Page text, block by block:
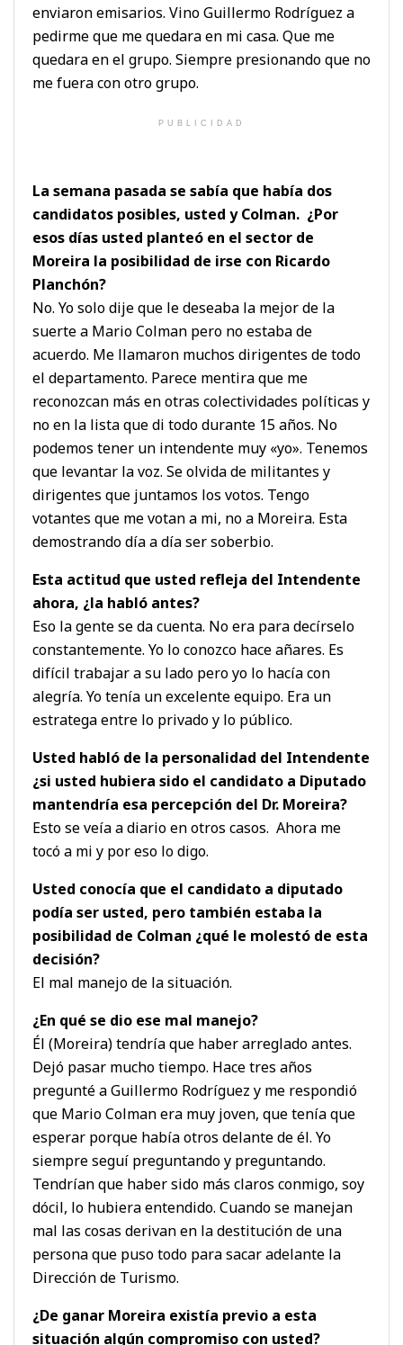
enviaron emisarios. Vino Guillermo Rodríguez a
pedirme que me quedara en mi casa. Que me
quedara en el grupo. Siempre presionando que no
me fuera con otro grupo.
PUBLICIDAD
La semana pasada se sabía que había dos
candidatos posibles, usted y Colman. ¿Por
esos días usted planteó en el sector de
Moreira la posibilidad de irse con Ricardo
Planchón?
No. Yo solo dije que le deseaba la mejor de la
suerte a Mario Colman pero no estaba de
acuerdo. Me llamaron muchos dirigentes de todo
el departamento. Parece mentira que me
reconozcan más en otras colectividades políticas y
no en la lista que di todo durante 15 años. No
podemos tener un intendente muy «yo». Tenemos
que levantar la voz. Se olvida de militantes y
dirigentes que juntamos los votos. Tengo
votantes que me votan a mi, no a Moreira. Esta
demostrando día a día ser soberbio.
Esta actitud que usted refleja del Intendente
ahora, ¿la habló antes?
Eso la gente se da cuenta. No era para decírselo
constantemente. Yo lo conozco hace añares. Es
difícil trabajar a su lado pero yo lo hacía con
alegría. Yo tenía un excelente equipo. Era un
estratega entre lo privado y lo público.
Usted habló de la personalidad del Intendente
¿si usted hubiera sido el candidato a Diputado
mantendría esa percepción del Dr. Moreira?
Esto se veía a diario en otros casos. Ahora me
tocó a mi y por eso lo digo.
Usted conocía que el candidato a diputado
podía ser usted, pero también estaba la
posibilidad de Colman ¿qué le molestó de esta
decisión?
El mal manejo de la situación.
¿En qué se dio ese mal manejo?
Él (Moreira) tendría que haber arreglado antes.
Dejó pasar mucho tiempo. Hace tres años
pregunté a Guillermo Rodríguez y me respondió
que Mario Colman era muy joven, que tenía que
esperar porque había otros delante de él. Yo
siempre seguí preguntando y preguntando.
Tendrían que haber sido más claros conmigo, soy
dócil, lo hubiera entendido. Cuando se manejan
mal las cosas derivan en la destitución de una
persona que puso todo para sacar adelante la
Dirección de Turismo.
¿De ganar Moreira existía previo a esta
situación algún compromiso con usted?